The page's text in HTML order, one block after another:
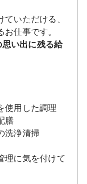
いただける、
仕事です。
い出に残る給
使用した調理
膳
洗浄清掃
理に気を付けて